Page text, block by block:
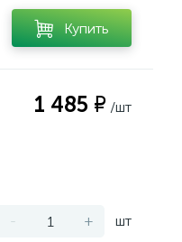
Купить
1 485 ₽ /шт
- + шт